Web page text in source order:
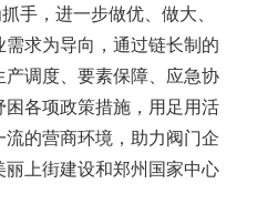
手，进一步做优、做大、
求为导向，通过链长制的
调度、要素保障、应急协
各项政策措施，用足用活
的营商环境，助力阀门企
上街建设和郑州国家中心